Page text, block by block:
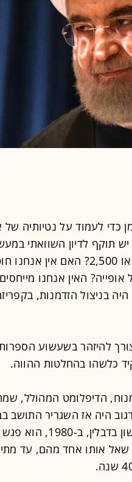
כדי לעמוד על נטיותיה
יש תוקף לדיון השוואתי
מאה שנה, או מאתיים, או 500, או אלפיים, או 2,500? האם
האין אנחנו
בניצול הזדמנות,
להיזהר בשעשוע
כלשהו בהחלטות ההווה.
הדיפלומט המהולל,
פצע אנושות בלונדון ב-1982. ארגוב היה אז השגריר
והשגריר הלא-תושב באירלנד.
שאל אותו אחד מהם, עד